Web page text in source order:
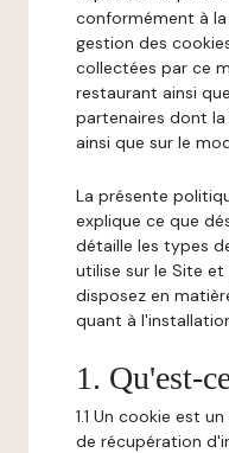
conformément à
gestion des
collectées par ce
restaurant ainsi
partenaires dont
ainsi que sur le
La présente
explique ce que
détaille les types
utilise sur le Site
disposez en
quant à
1. Qu'est-
1.1 Un cookie est
de récupération